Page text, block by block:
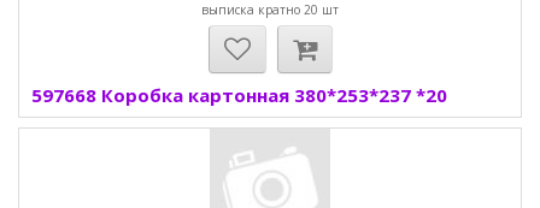
выписка кратно 20 шт
597668 Коробка картонная 380*253*237 *20